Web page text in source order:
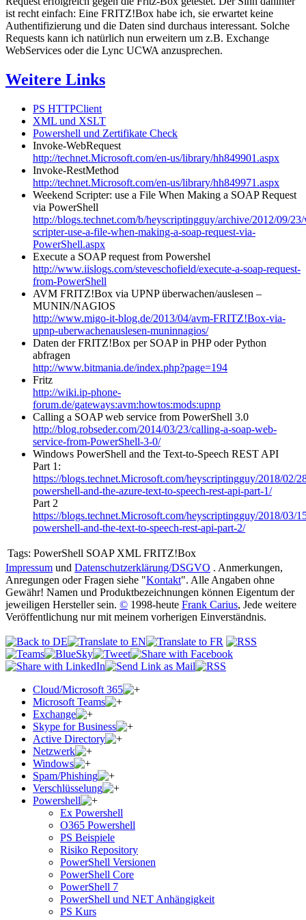
ist recht einfach: Eine FRITZ!Box habe ich, sie erwartet keine
Authentifizierung und die Daten sind durchaus interessant. Solche
Requests kann ich natürlich nun erweitern um z.B. Exchange
WebServices oder die Lync UCWA anzusprechen.
Weitere Links
PS HTTPClient
XML und XSLT
Powershell und Zertifikate Check
Invoke-WebRequest
http://technet.Microsoft.com/en-us/library/hh849901.aspx
Invoke-RestMethod
http://technet.Microsoft.com/en-us/library/hh849971.aspx
Weekend Scripter: use a File When Making a SOAP Request
via PowerShell
http://blogs.technet.com/b/heyscriptingguy/archive/2012/09/
scripter-use-a-file-when-making-a-soap-request-via-
PowerShell.aspx
Execute a SOAP request from Powershel
http://www.iislogs.com/steveschofield/execute-a-soap-request-
from-PowerShell
AVM FRITZ!Box via UPNP überwachen/auslesen –
MUNIN/NAGIOS
http://www.migo-it-blog.de/2013/04/avm-FRITZ!Box-via-
upnp-uberwachenauslesen-muninnagios/
Daten der FRITZ!Box per SOAP in PHP oder Python
abfragen
http://www.bitmania.de/index.php?page=194
Fritz
http://wiki.ip-phone-
forum.de/gateways:avm:howtos:mods:upnp
Calling a SOAP web service from PowerShell 3.0
http://blog.robseder.com/2014/03/23/calling-a-soap-web-
service-from-PowerShell-3-0/
Windows PowerShell and the Text-to-Speech REST API
Part 1:
https://blogs.technet.Microsoft.com/heyscriptingguy/2018/02/
powershell-and-the-azure-text-to-speech-rest-api-part-1/
Part 2
https://blogs.technet.Microsoft.com/heyscriptingguy/2018/03/
powershell-and-the-text-to-speech-rest-api-part-2/
Tags: PowerShell SOAP XML FRITZ!Box
Impressum und Datenschutzerklärung/DSGVO . Anmerkungen,
Anregungen oder Fragen siehe "Kontakt". Alle Angaben ohne
Gewähr! Namen und Produktbezeichnungen können Eigentum der
jeweiligen Hersteller sein. © 1998-heute Frank Carius, Jede weitere
Veröffentlichung nur mit meinem vorherigen Einverständnis.
Cloud/Microsoft 365
Microsoft Teams
Exchange
Skype for Business
Active Directory
Netzwerk
Windows
Spam/Phishing
Verschlüsselung
Powershell
Ex Powershell
O365 Powershell
PS Beispiele
Risiko Repository
PowerShell Versionen
PowerShell Core
PowerShell 7
PowerShell und NET Anhängigkeit
PS Kurs